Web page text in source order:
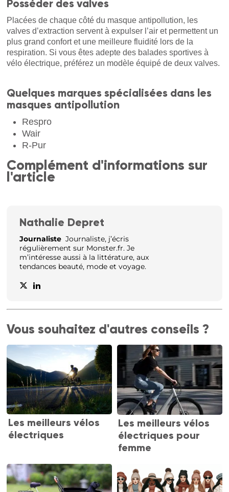
Posséder des valves
Placées de chaque côté du masque antipollution, les
valves d’extraction servent à expulser l’air et permettent un
plus grand confort et une meilleure fluidité lors de la
respiration. Si vous êtes adepte des balades sportives à
vélo électrique, préférez un modèle équipé de deux valves.
Quelques marques spécialisées dans les
masques antipollution
Respro
Wair
R-Pur
Complément d'informations sur
l'article
Nathalie Depret
Journaliste Journaliste, j’écris
régulièrement sur Monster.fr. Je
m’intéresse aussi à la littérature, aux
tendances beauté, mode et voyage.
Vous souhaitez d'autres conseils ?
Les meilleurs vélos
électriques
Les meilleurs vélos
électriques pour
femme